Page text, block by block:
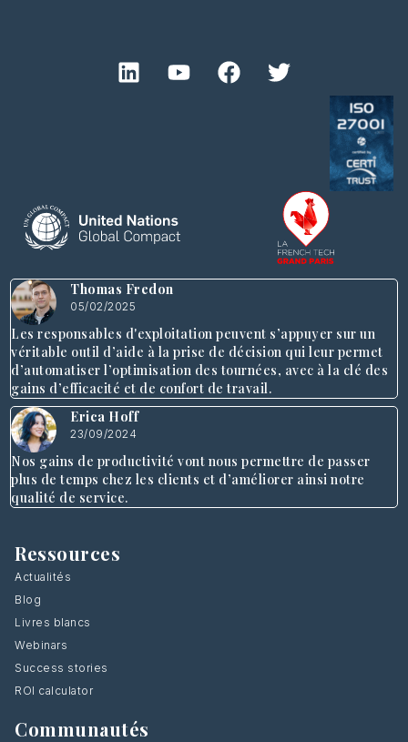
Thomas Fredon
05/02/2025
Les responsables d'exploitation peuvent s’appuyer sur un
véritable outil d’aide à la prise de décision qui leur permet
d’automatiser l’optimisation des tournées, avec à la clé des
gains d’efficacité et de confort de travail.
Erica Hoff
23/09/2024
Nos gains de productivité vont nous permettre de passer
plus de temps chez les clients et d’améliorer ainsi notre
qualité de service.
Ressources
Actualités
Blog
Livres blancs
Webinars
Success stories
ROI calculator
Communautés